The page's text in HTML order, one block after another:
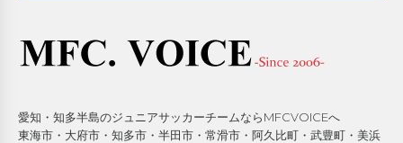
愛知・知多半島のジュニアサッカーチームならMFCVOICEへ
東海市・大府市・知多市・半田市・常滑市・阿久比町・武豊町・美浜